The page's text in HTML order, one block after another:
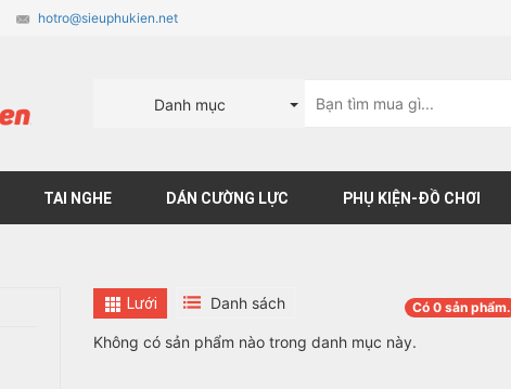
hotro@sieuphukien.net
Danh mục
TAI NGHE DÁN CƯỜNG LỰC PHỤ KIỆN-ĐỒ CHƠI
Lưới Danh sách Có 0sản phẩm.
Không có sản phẩm nào trong danh mục này.